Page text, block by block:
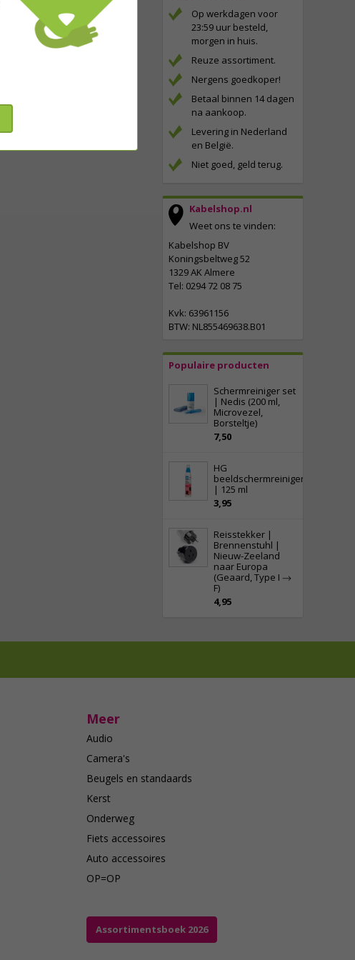
Op werkdagen voor
23:59 uur besteld,
morgen in huis.
Reuze assortiment.
Nergens goedkoper!
Betaal binnen 14 dagen
na aankoop.
Levering in Nederland
en België.
Niet goed, geld terug.
Kabelshop.nl
Weet ons te vinden:
Kabelshop BV
Koningsbeltweg 52
1329 AK Almere
Tel: 0294 72 08 75
Kvk: 63961156
BTW: NL855469638.B01
Populaire producten
Schermreiniger set
| Nedis (200 ml,
Microvezel,
Borsteltje)
7,50
HG
beeldschermreiniger
| 125 ml
3,95
Reisstekker |
Brennenstuhl |
Nieuw-Zeeland
naar Europa
(Geaard, Type I →
F)
4,95
Meer
Audio
Camera's
Beugels en standaards
Kerst
Onderweg
Fiets accessoires
Auto accessoires
OP=OP
Assortimentsboek 2026